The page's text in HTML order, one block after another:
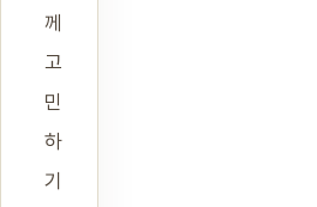
께
고
민
하
기